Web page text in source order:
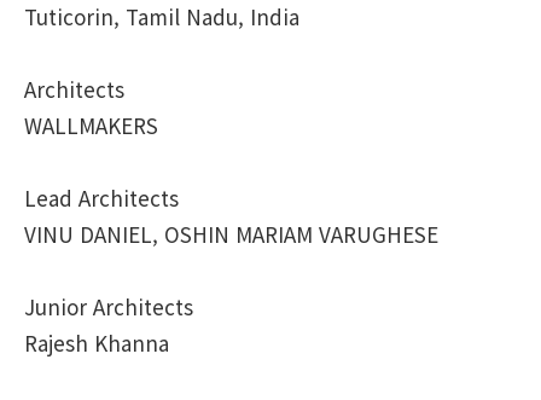
Tuticorin, Tamil Nadu, India
Architects
WALLMAKERS
Lead Architects
VINU DANIEL, OSHIN MARIAM VARUGHESE
Junior Architects
Rajesh Khanna